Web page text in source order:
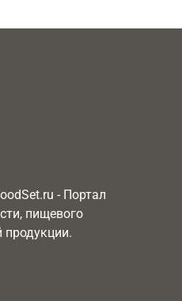
- Портал
пищевого
продукции.